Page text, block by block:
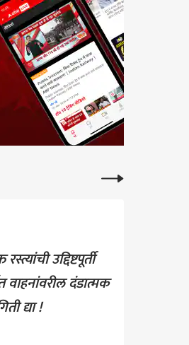
उद्दिष्टपूर्ती
वाहनांवरील दंडात्मक
द्या !